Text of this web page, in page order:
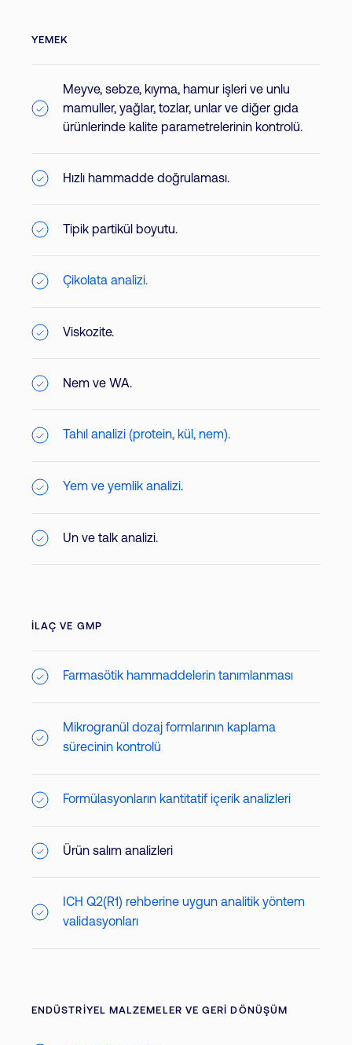
YEMEK
Meyve, sebze, kıyma, hamur işleri ve unlu
mamuller, yağlar, tozlar, unlar ve diğer gıda
ürünlerinde kalite parametrelerinin kontrolü.
Hızlı hammadde doğrulaması.
Tipik partikül boyutu.
Çikolata analizi.
Viskozite.
Nem ve WA.
Tahıl analizi (protein, kül, nem).
Yem ve yemlik analizi.
Un ve talk analizi.
İLAÇ VE GMP
Farmasötik hammaddelerin tanımlanması
Mikrogranül dozaj formlarının kaplama
sürecinin kontrolü
Formülasyonların kantitatif içerik analizleri
Ürün salım analizleri
ICH Q2(R1) rehberine uygun analitik yöntem
validasyonları
ENDÜSTRIYEL MALZEMELER VE GERI DÖNÜŞÜM